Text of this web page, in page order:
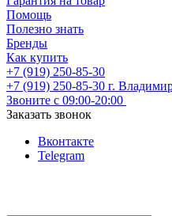
Помощь
Полезно знать
Бренды
Как купить
+7 (919) 250-85-30
+7 (919) 250-85-30 г.
Звоните с 09:00-20:00
Заказать звонок
Вконтакте
Telegram